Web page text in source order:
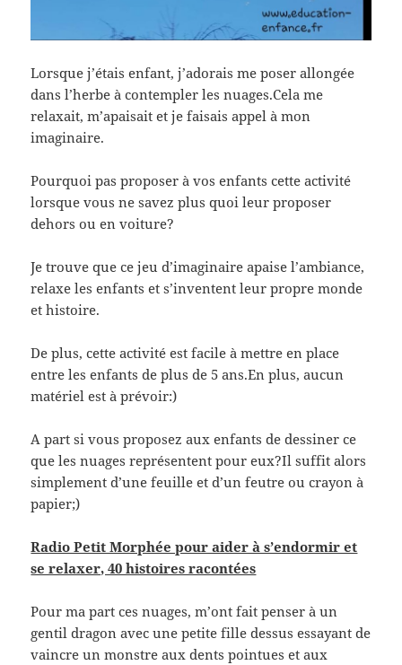
Lorsque j’étais enfant, j’adorais me poser allongée
dans l’herbe à contempler les nuages.Cela me
relaxait, m’apaisait et je faisais appel à mon
imaginaire.
Pourquoi pas proposer à vos enfants cette activité
lorsque vous ne savez plus quoi leur proposer
dehors ou en voiture?
Je trouve que ce jeu d’imaginaire apaise l’ambiance,
relaxe les enfants et s’inventent leur propre monde
et histoire.
De plus, cette activité est facile à mettre en place
entre les enfants de plus de 5 ans.En plus, aucun
matériel est à prévoir:)
A part si vous proposez aux enfants de dessiner ce
que les nuages représentent pour eux?Il suffit alors
simplement d’une feuille et d’un feutre ou crayon à
papier;)
Radio Petit Morphée pour aider à s’endormir et
se relaxer, 40 histoires racontées
Pour ma part ces nuages, m’ont fait penser à un
gentil dragon avec une petite fille dessus essayant de
vaincre un monstre aux dents pointues et aux